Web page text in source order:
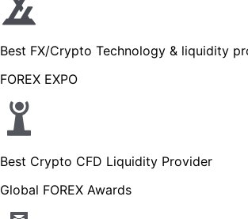
Best FX/Crypto Technology & liquidity
FOREX EXPO
Best Crypto CFD Liquidity Provider
Global FOREX Awards